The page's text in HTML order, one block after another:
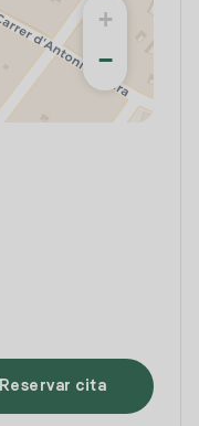
+
−
Reservar cita